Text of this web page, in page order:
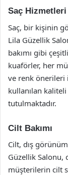
Saç Hizmetleri
Saç, bir kişinin
Lila Güzellik
bakımı gibi
kuaförler, her
ve renk önerileri
kullanılan
tutulmaktadır.
Cilt Bakımı
Cilt, dış
Güzellik Salonu,
müşterilerin cilt